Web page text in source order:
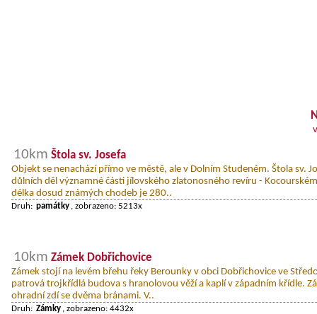
10km Štola sv. Josefa
Objekt se nenachází přímo ve městě, ale v Dolním Studeném. Štola sv.
důlních děl významné části jílovského zlatonosného revíru -
délka dosud známých chodeb je 280..
Druh: památky , zobrazeno: 5213x
10km Zámek Dobřichovice
Zámek stojí na levém břehu řeky Berounky v obci Dobřichovice ve
patrová trojkřídlá budova s hranolovou věží a kaplí v západním křídle.
ohradní zdí se dvěma bránami. V..
Druh: Zámky , zobrazeno: 4432x